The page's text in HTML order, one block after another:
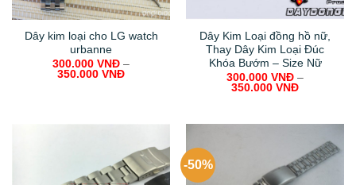
Dây kim loại cho LG watch
urbanne
300.000 VNĐ –
350.000 VNĐ
Dây Kim Loại đồng hồ nữ,
Thay Dây Kim Loại Đúc
Khóa Bướm – Size Nữ
300.000 VNĐ –
350.000 VNĐ
-50%